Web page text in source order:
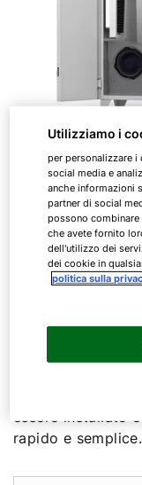
Vantaggi
Il compatto
300 e 800 m³/he
a
pronti per il
essere installato
rapido e semplice.
Utilizziamo i
per personalizzare i
social media e
anche informazioni
partner di social
possono
che avete fornito
dell'utilizzo dei
dei cookie in
politica sulla